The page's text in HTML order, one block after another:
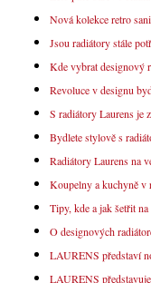
Nová kolekce retro
Jsou radiátory stále
Kde vybrat designový
Revoluce v designu
S radiátory Laurens je
Bydlete stylově s
Radiátory Laurens na
Koupelny a kuchyně v
Tipy, kde a jak šetřit
O designových
LAURENS představí
LAURENS